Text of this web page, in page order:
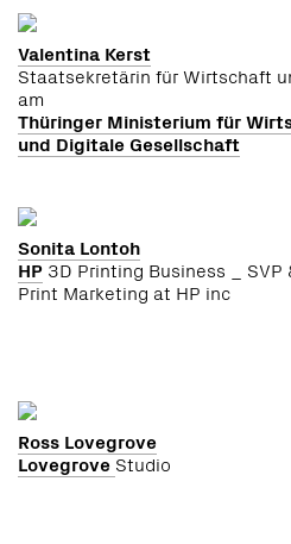
Valentina Kerst
Staatsekretärin für Wirtschaft
am
Thüringer Ministerium für
und Digitale Gesellschaft
Sonita Lontoh
HP3D Printing Business _ SVP
Print Marketing at HP inc
Ross Lovegrove
LovegroveStudio